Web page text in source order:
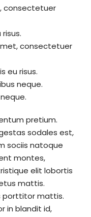
consectetuer
consectetuer
eu risus.
neque.
pretium.
sodales est,
sociis natoque
montes,
elit lobortis
mattis.
porttitor mattis.
in blandit id,